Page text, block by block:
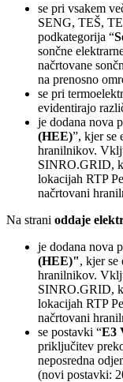
se pri vsakem
SENG, TEŠ,
podkategorija “
sončne
načrtovane
na prenosno
se pri
evidentirajo
je dodana nova
(HEE)”, kjer se
hranilnikov.
SINRO.GRID,
lokacijah RTP
načrtovani
Na strani oddaje
je dodana nova
(HEE)", kjer se
hranilnikov.
SINRO.GRID,
lokacijah RTP
načrtovani
se postavki “E3
priključitev
neposredna
(novi postavki: